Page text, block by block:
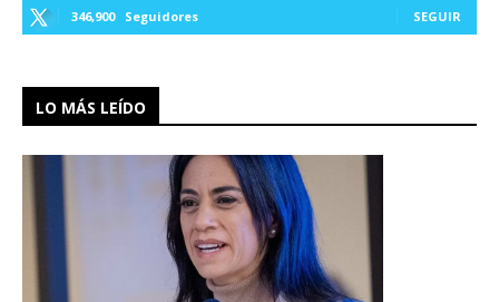
346,900 Seguidores SEGUIR
LO MÁS LEÍDO